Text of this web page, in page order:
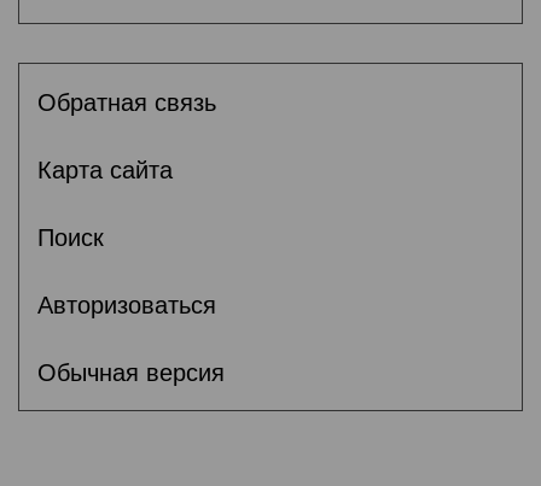
Обратная связь
Карта сайта
Поиск
Авторизоваться
Обычная версия